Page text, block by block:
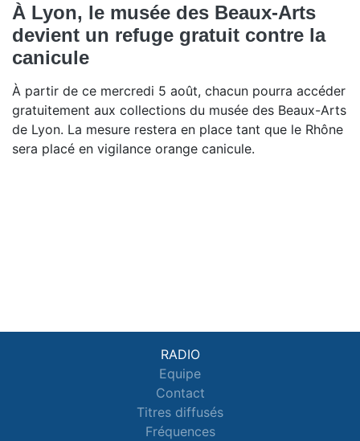
À Lyon, le musée des Beaux-Arts
devient un refuge gratuit contre la
canicule
À partir de ce mercredi 5 août, chacun pourra accéder
gratuitement aux collections du musée des Beaux-Arts
de Lyon. La mesure restera en place tant que le Rhône
sera placé en vigilance orange canicule.
RADIO
Equipe
Contact
Titres diffusés
Fréquences